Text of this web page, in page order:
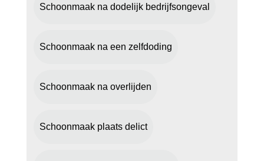
Schoonmaak na dodelijk bedrijfsongeval
Schoonmaak na een zelfdoding
Schoonmaak na overlijden
Schoonmaak plaats delict